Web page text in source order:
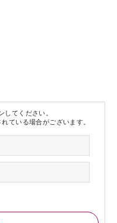
てください。
ている場合がございます。